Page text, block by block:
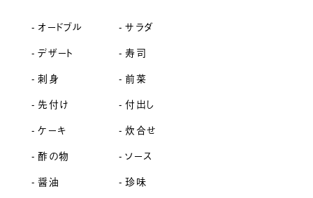
オードブル
サラダ
デザート
寿司
刺身
前菜
先付け
付出し
ケーキ
炊合せ
酢の物
ソース
醤油
珍味